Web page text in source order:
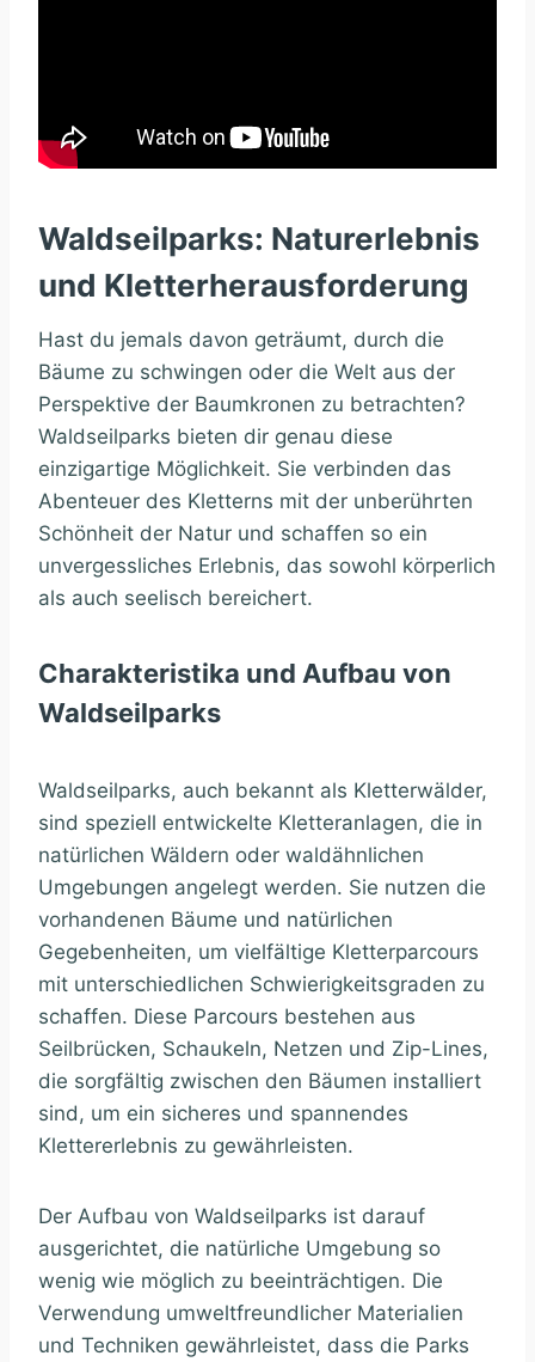
Waldseilparks: Naturerlebnis
und Kletterherausforderung
Hast du jemals davon geträumt, durch die
Bäume zu schwingen oder die Welt aus der
Perspektive der Baumkronen zu betrachten?
Waldseilparks bieten dir genau diese
einzigartige Möglichkeit. Sie verbinden das
Abenteuer des Kletterns mit der unberührten
Schönheit der Natur und schaffen so ein
unvergessliches Erlebnis, das sowohl körperlich
als auch seelisch bereichert.
Charakteristika und Aufbau von
Waldseilparks
Waldseilparks, auch bekannt als Kletterwälder,
sind speziell entwickelte Kletteranlagen, die in
natürlichen Wäldern oder waldähnlichen
Umgebungen angelegt werden. Sie nutzen die
vorhandenen Bäume und natürlichen
Gegebenheiten, um vielfältige Kletterparcours
mit unterschiedlichen Schwierigkeitsgraden zu
schaffen. Diese Parcours bestehen aus
Seilbrücken, Schaukeln, Netzen und Zip-Lines,
die sorgfältig zwischen den Bäumen installiert
sind, um ein sicheres und spannendes
Klettererlebnis zu gewährleisten.
Der Aufbau von Waldseilparks ist darauf
ausgerichtet, die natürliche Umgebung so
wenig wie möglich zu beeinträchtigen. Die
Verwendung umweltfreundlicher Materialien
und Techniken gewährleistet, dass die Parks